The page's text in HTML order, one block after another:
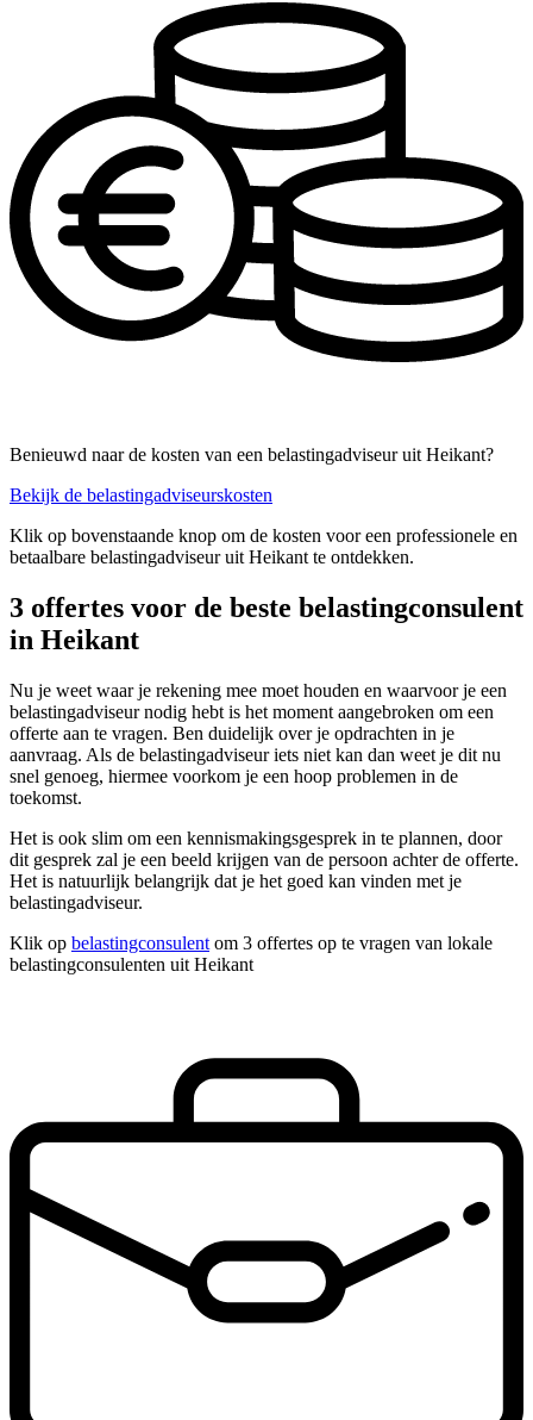
Benieuwd naar de kosten van een belastingadviseur uit Heikant?
Bekijk de belastingadviseurskosten
Klik op bovenstaande knop om de kosten voor een professionele en
betaalbare belastingadviseur uit Heikant te ontdekken.
3 offertes voor de beste belastingconsulent
in Heikant
Nu je weet waar je rekening mee moet houden en waarvoor je een
belastingadviseur nodig hebt is het moment aangebroken om een
offerte aan te vragen. Ben duidelijk over je opdrachten in je
aanvraag. Als de belastingadviseur iets niet kan dan weet je dit nu
snel genoeg, hiermee voorkom je een hoop problemen in de
toekomst.
Het is ook slim om een kennismakingsgesprek in te plannen, door
dit gesprek zal je een beeld krijgen van de persoon achter de offerte.
Het is natuurlijk belangrijk dat je het goed kan vinden met je
belastingadviseur.
Klik op belastingconsulent om 3 offertes op te vragen van lokale
belastingconsulenten uit Heikant